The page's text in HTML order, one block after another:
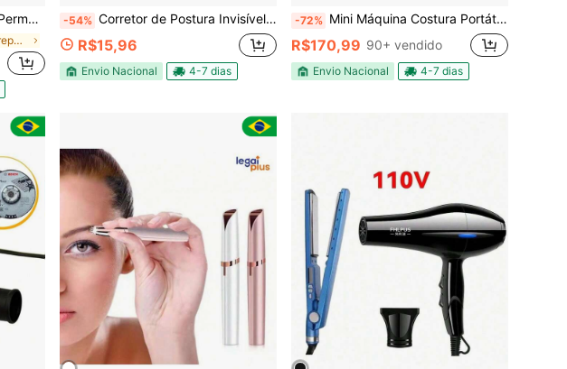
Branco
em Agente de reparo de parede e calafetagem
-54% Corretor de Postura Invisível – Alça Angular Confortável para Ombros e Coluna
R$15,96
Envio Nacional 4-7 dias
-72% Mini Máquina Costura Portátil Com Pedal Elétrica Costureira Bivolt 110V/220V
R$170,99 90+ vendido
Envio Nacional 4-7 dias